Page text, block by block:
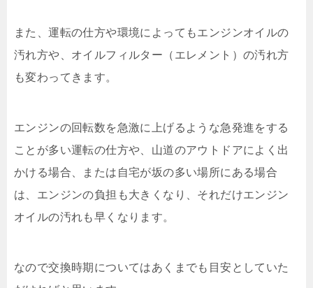
また、運転の仕方や環境によってもエンジンオイルの
汚れ方や、オイルフィルター（エレメント）の汚れ方
も変わってきます。
エンジンの回転数を急激に上げるような急発進をする
ことが多い運転の仕方や、山道のアウトドアによく出
かける場合、または自宅が坂の多い場所にある場合
は、エンジンの負担も大きくなり、それだけエンジン
オイルの汚れも早くなります。
なので交換時期についてはあくまでも目安としていた